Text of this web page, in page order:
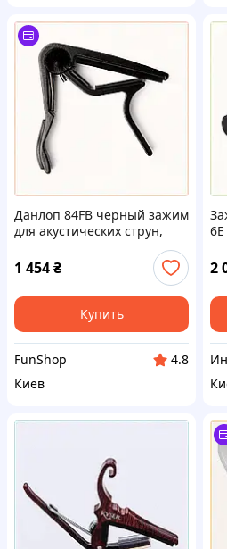
Данлоп 84FB черный зажим
для акустических струн,
1 454₴
Купить
FunShop
4.8
Киев
2